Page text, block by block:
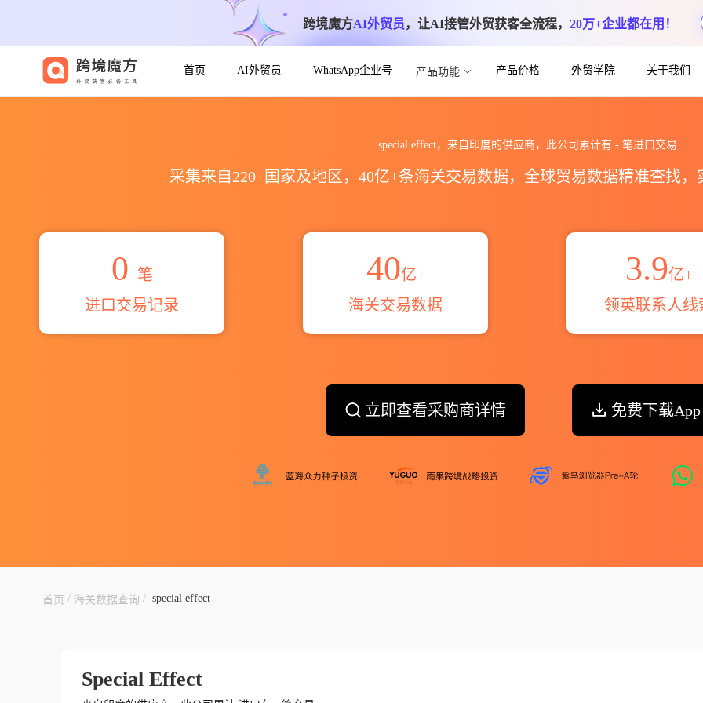
跨境魔方AI外贸员，让AI接管外贸获客全流程， 20万+企业都在用！
首页 AI外贸员 WhatsApp企业号 产品功能 产品价格 外贸学院 关于我们
special effect，来自印度的供应商，此公司累计有 -笔进口交易
采集来自220+国家及地区，40亿+条海关交易数据，全球贸易数据精准查找
0 笔
进口交易记录
40亿+
海关交易数据
3.9亿+
领英联系人线
立即查看采购商详情 免费下载App
首页 / 海关数据查询 / special effect
Special Effect